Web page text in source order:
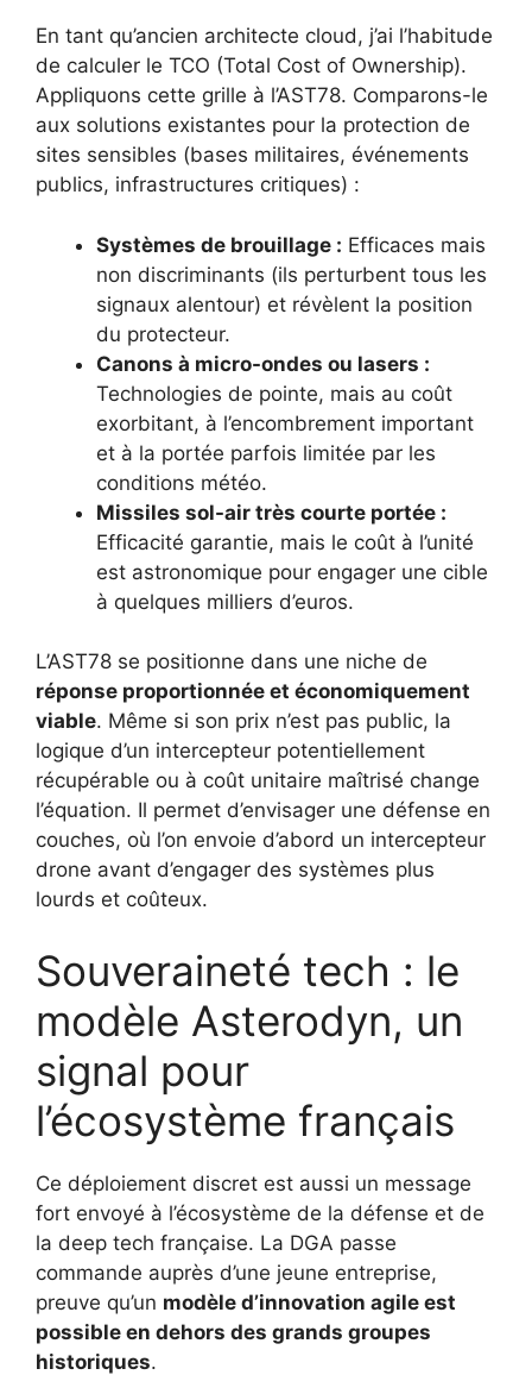
En tant qu’ancien architecte cloud, j’ai l’habitude
de calculer le TCO (Total Cost of Ownership).
Appliquons cette grille à l’AST78. Comparons-le
aux solutions existantes pour la protection de
sites sensibles (bases militaires, événements
publics, infrastructures critiques) :
Systèmes de brouillage : Efficaces mais
non discriminants (ils perturbent tous les
signaux alentour) et révèlent la position
du protecteur.
Canons à micro-ondes ou lasers :
Technologies de pointe, mais au coût
exorbitant, à l’encombrement important
et à la portée parfois limitée par les
conditions météo.
Missiles sol-air très courte portée :
Efficacité garantie, mais le coût à l’unité
est astronomique pour engager une cible
à quelques milliers d’euros.
L’AST78 se positionne dans une niche de
réponse proportionnée et économiquement
viable. Même si son prix n’est pas public, la
logique d’un intercepteur potentiellement
récupérable ou à coût unitaire maîtrisé change
l’équation. Il permet d’envisager une défense en
couches, où l’on envoie d’abord un intercepteur
drone avant d’engager des systèmes plus
lourds et coûteux.
Souveraineté tech : le
modèle Asterodyn, un
signal pour
l’écosystème français
Ce déploiement discret est aussi un message
fort envoyé à l’écosystème de la défense et de
la deep tech française. La DGA passe
commande auprès d’une jeune entreprise,
preuve qu’un modèle d’innovation agile est
possible en dehors des grands groupes
historiques.